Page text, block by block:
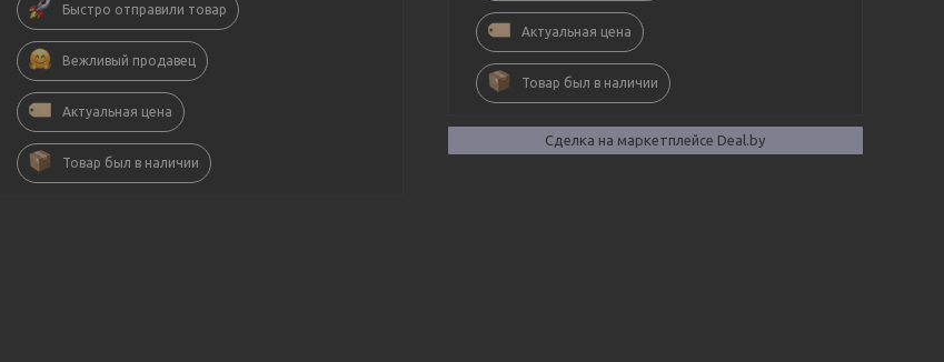
Быстро отправили товар
Вежливый продавец
Актуальная цена
Товар был в наличии
Актуальная цена
Товар был в наличии
Сделка на маркетплейсе Deal.by